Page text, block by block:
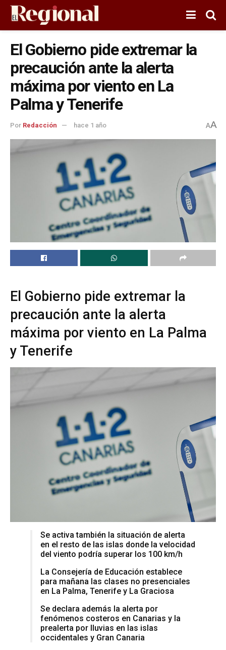
El Gobierno pide extremar la
precaución ante la alerta
máxima por viento en La
Palma y Tenerife
Por Redacción hace 1 año AA
El Gobierno pide extremar la
precaución ante la alerta
máxima por viento en La Palma
y Tenerife
Se activa también la situación de alerta
en el resto de las islas donde la velocidad
del viento podría superar los 100 km/h
La Consejería de Educación establece
para mañana las clases no presenciales
en La Palma, Tenerife y La Graciosa
Se declara además la alerta por
fenómenos costeros en Canarias y la
prealerta por lluvias en las islas
occidentales y Gran Canaria